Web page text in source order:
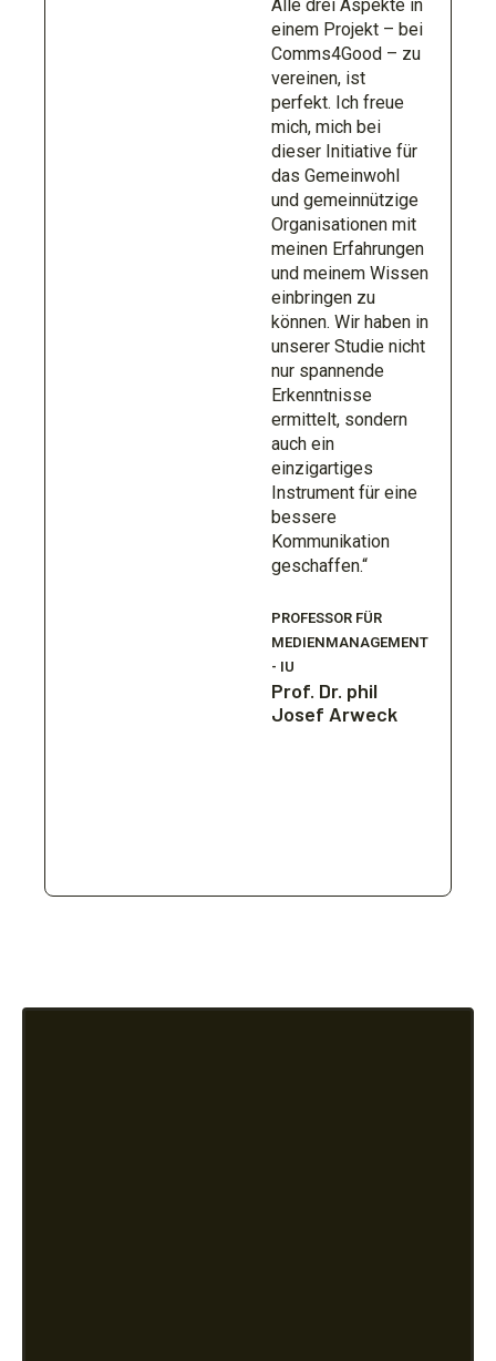
Alle drei Aspekte in
einem Projekt – bei
Comms4Good – zu
vereinen, ist
perfekt. Ich freue
mich, mich bei
dieser Initiative für
das Gemeinwohl
und gemeinnützige
Organisationen mit
meinen Erfahrungen
und meinem Wissen
einbringen zu
können. Wir haben in
unserer Studie nicht
nur spannende
Erkenntnisse
ermittelt, sondern
auch ein
einzigartiges
Instrument für eine
bessere
Kommunikation
geschaffen.“
PROFESSOR FÜR
MEDIENMANAGEMENT
- IU
Prof. Dr. phil
Josef Arweck